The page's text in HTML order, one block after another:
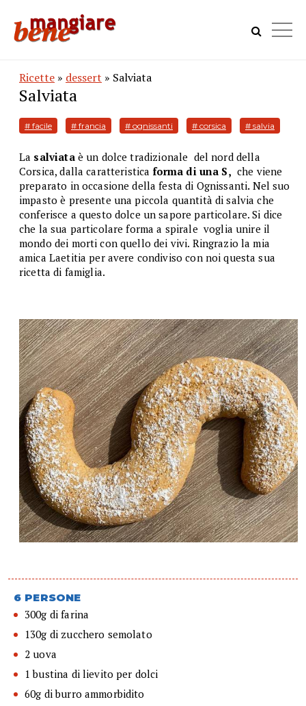
Ricette » dessert » Salviata
Salviata
# facile # francia # ognissanti # corsica # salvia
La salviata è un dolce tradizionale del nord della
Corsica, dalla caratteristica forma di una S, che viene
preparato in occasione della festa di Ognissanti. Nel suo
impasto è presente una piccola quantità di salvia che
conferisce a questo dolce un sapore particolare. Si dice
che la sua particolare forma a spirale voglia unire il
mondo dei morti con quello dei vivi. Ringrazio la mia
amica Laetitia per avere condiviso con noi questa sua
ricetta di famiglia.
6 PERSONE
300g di farina
130g di zucchero semolato
2 uova
1 bustina di lievito per dolci
60g di burro ammorbidito